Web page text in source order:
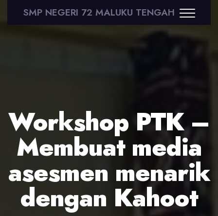
SMP NEGERI 72 MALUKU TENGAH
Workshop PTK –
Membuat media
asesmen menarik
dengan Kahoot